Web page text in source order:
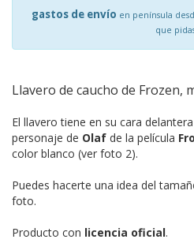
gastos de envío en península
que
Llavero de caucho de Frozen,
El llavero tiene en su cara
personaje de Olaf de la película
color blanco (ver foto 2).
Puedes hacerte una idea del
foto.
Producto con licencia oficial.